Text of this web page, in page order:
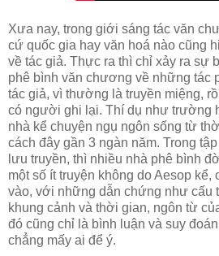
Xưa nay, trong giới sáng tác văn
cứ quốc gia hay văn hoá nào cũng
về tác giả. Thực ra thì chỉ xảy ra sự
phê bình văn chương về những tác
tác giả, vì thường là truyền miệng,
có người ghi lại. Thí dụ như trường
nhà kể chuyện ngụ ngôn sống từ
cách đây gần 3 ngàn năm. Trong
lưu truyền, thì nhiều nhà phê bình
một số ít truyện không do Aesop kể,
vào, với những dẫn chứng như cấu
khung cảnh và thời gian, ngôn từ
đó cũng chỉ là bình luận và suy
chẳng mấy ai để ý.